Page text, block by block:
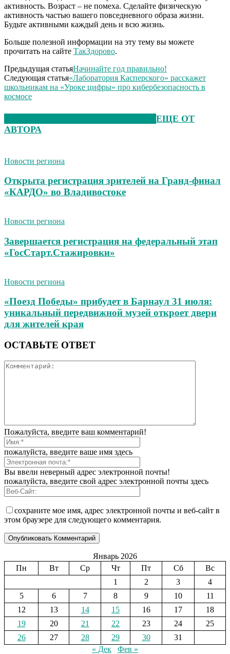
активность. Возраст – не помеха. Сделайте физическую
активность частью вашего повседневного образа жизни.
Будьте активными каждый день и всю жизнь.
Больше полезной информации на эту тему вы можете
прочитать на сайте ТакЗдорово.
Предыдущая статьяНачинайте год правильно!
Следующая статья«Лаборатория Касперского» расскажет
школьникам на «Уроке цифры» про кибербезопасность в
космосе
ЕЩЕ ОТ
АВТОРА
Новости региона
Открыта регистрация зрителей на Гранд-финал
«КАРДО» во Владивостоке
Новости региона
Завершается регистрация на федеральный этап
«ГосСтарт.Стажировки»
Новости региона
«Поезд Победы» прибудет в Барнаул 31 июля:
уникальный передвижной музей откроет двери
для жителей края
ОСТАВЬТЕ ОТВЕТ
Пожалуйста, введите ваш комментарий!
пожалуйста, введите ваше имя здесь
Вы ввели неверный адрес электронной почты!
пожалуйста, введите свой адрес электронной почты здесь
сохраните мое имя, адрес электронной почты и веб-сайт в
этом браузере для следующего комментария.
Январь 2026
Пн
Вт Ср Чт Пт Сб
Вс
1
2 3
4
5
6 7 8 9 10
11
12
13 14 15 16 17
18
19
20 21 22 23 24
25
26
27 28 29 30
31
« Дек
Фев »